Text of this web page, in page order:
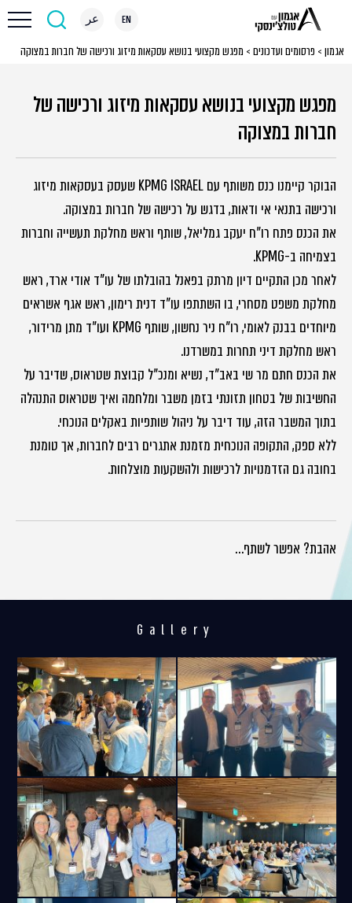
EN عر
אגמון > פרסומים ועדכונים > מפגש מקצועי בנושא עסקאות מיזוג ורכישה של חברות במצוקה
מפגש מקצועי בנושא עסקאות מיזוג ורכישה של
חברות במצוקה
הבוקר קיימנו כנס משותף עם KPMG ISRAEL שעסק בעסקאות מיזוג
ורכישה בתנאי אי ודאות, בדגש על רכישה של חברות במצוקה.
את הכנס פתח רו"ח יעקב גמליאל, שותף וראש מחלקת תעשייה וחברות
בצמיחה ב-KPMG.
לאחר מכן התקיים דיון מרתק בפאנל בהובלתו של עו"ד אודי ארד, ראש
מחלקת משפט מסחרי, בו השתתפו עו"ד דנית רימון, ראש אגף אשראים
מיוחדים בבנק לאומי, רו"ח ניר נחשון, שותף KPMG ועו"ד מתן מרידור,
ראש מחלקת דיני תחרות במשרדנו.
את הכנס חתם מר שי באב"ד, נשיא ומנכ"ל קבוצת שטראוס, שדיבר על
החשיבות של בטחון תזונתי בזמן משבר ומלחמה ואיך שטראוס התנהלה
בתוך המשבר הזה, עוד דיבר על ניהול שותפיות באקלים הנוכחי.
ללא ספק, התקופה הנוכחית מזמנת אתגרים רבים לחברות, אך טומנת
בחובה גם הזדמנויות לרכישות ולהשקעות מוצלחות.
אהבת? אפשר לשתף…
Gallery